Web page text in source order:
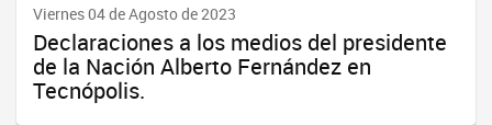
Viernes 04 de Agosto de 2023
Declaraciones a los medios del presidente
de la Nación Alberto Fernández en
Tecnópolis.